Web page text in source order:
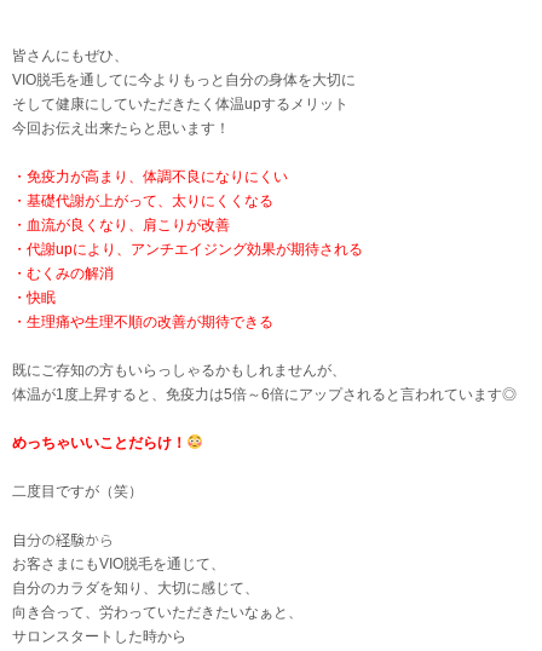
皆さんにもぜひ、
VIO脱毛を通してに今よりもっと自分の身体を大切に
そして健康にしていただきたく体温upするメリット
今回お伝え出来たらと思います！
・免疫力が高まり、体調不良になりにくい
・基礎代謝が上がって、太りにくくなる
・血流が良くなり、肩こりが改善
・代謝upにより、アンチエイジング効果が期待される
・むくみの解消
・快眠
・生理痛や生理不順の改善が期待できる
既にご存知の方もいらっしゃるかもしれませんが、
体温が1度上昇すると、免疫力は5倍～6倍にアップされると言われています◎
めっちゃいいことだらけ！
二度目ですが（笑）
自分の経験から
お客さまにもVIO脱毛を通じて、
自分のカラダを知り、大切に感じて、
向き合って、労わっていただきたいなぁと、
サロンスタートした時から